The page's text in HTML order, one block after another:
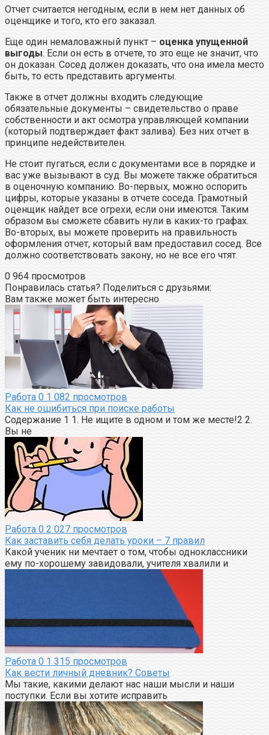
Отчет считается негодным, если в нем нет данных об
оценщике и того, кто его заказал.
Еще один немаловажный пункт – оценка упущенной
выгоды. Если он есть в отчете, то это еще не значит, что
он доказан. Сосед должен доказать, что она имела место
быть, то есть представить аргументы.
Также в отчет должны входить следующие
обязательные документы – свидетельство о праве
собственности и акт осмотра управляющей компании
(который подтверждает факт залива). Без них отчет в
принципе недействителен.
Не стоит пугаться, если с документами все в порядке и
вас уже вызывают в суд. Вы можете также обратиться
в оценочную компанию. Во-первых, можно оспорить
цифры, которые указаны в отчете соседа. Грамотный
оценщик найдет все огрехи, если они имеются. Таким
образом вы сможете сбавить нули в каких-то графах.
Во-вторых, вы можете проверить на правильность
оформления отчет, который вам предоставил сосед. Все
должно соответствовать закону, но не все его чтят.
0 964 просмотров
Понравилась статья? Поделиться с друзьями:
Вам также может быть интересно
Работа 0 1 082 просмотров
Как не ошибиться при поиске работы
Содержание 1 1. Не ищите в одном и том же месте!2 2.
Вы не
Работа 0 2 027 просмотров
Как заставить себя делать уроки – 7 правил
Какой ученик ни мечтает о том, чтобы одноклассники
ему по-хорошему завидовали, учителя хвалили и
Работа 0 1 315 просмотров
Как вести личный дневник? Советы
Мы такие, какими делают нас наши мысли и наши
поступки. Если вы хотите исправить